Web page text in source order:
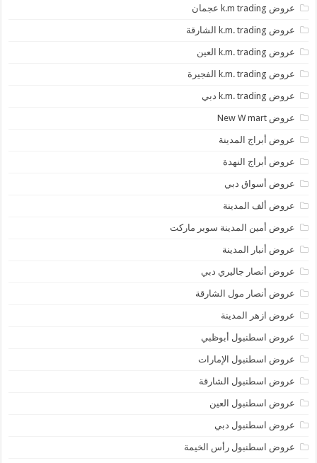
عروض k.m trading عجمان
عروض k.m. trading الشارقة
عروض k.m. trading العين
عروض k.m. trading الفجيرة
عروض k.m. trading دبي
عروض New W mart
عروض أبراج المدينة
عروض أبراج النهدة
عروض أسواق دبي
عروض ألف المدينة
عروض أمين المدينة سوبر ماركت
عروض أنبار المدينة
عروض أنصار جاليري دبي
عروض أنصار مول الشارقة
عروض ازهر المدينة
عروض اسطنبول أبوظبي
عروض اسطنبول الإمارات
عروض اسطنبول الشارقة
عروض اسطنبول العين
عروض اسطنبول دبي
عروض اسطنبول رأس الخيمة